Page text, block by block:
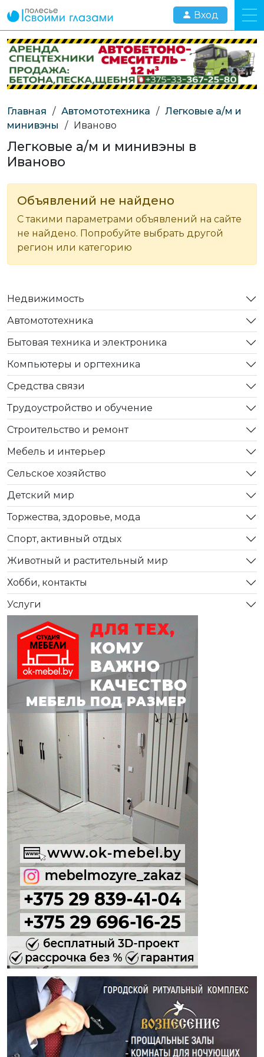
Вход
Главная / Автомототехника / Легковые а/м и
минивэны
/ Иваново
Легковые а/м и минивэны в
Иваново
Объявлений не найдено
С такими параметрами объявлений на сайте
не найдено. Попробуйте выбрать другой
регион или категорию
Недвижимость
Автомототехника
Бытовая техника и электроника
Компьютеры и оргтехника
Средства связи
Трудоустройство и обучение
Строительство и ремонт
Мебель и интерьер
Сельское хозяйство
Детский мир
Торжества, здоровье, мода
Спорт, активный отдых
Животный и растительный мир
Хобби, контакты
Услуги